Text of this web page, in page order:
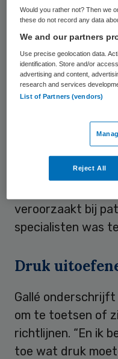
oorspronkelijke
van de inspectie
ic te sluiten. “En
dag dat
staan. Daarom
nog een finale
voordat ze de
gaven om hun ic-
hebben deze
reputatieschade
veroorzaakt bij
specialisten was
Druk
Gallé
om te toetsen of
richtlijnen. “En ik
toe wat druk
Would you rather not? Then we
these do not record any data
We and our partners
Use precise geolocation data.
identification. Store and/or
advertising and content,
research and services
List of Partners (vendors)
Reject All